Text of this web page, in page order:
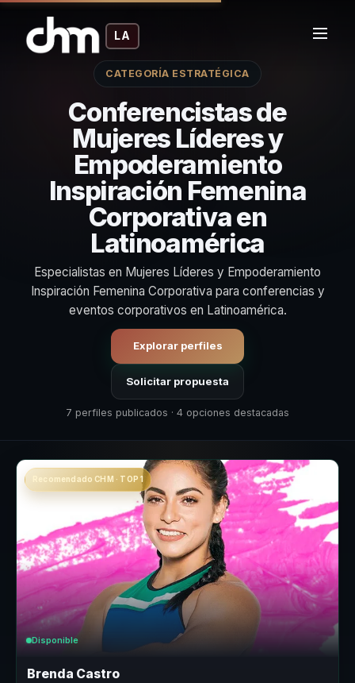
LA
CATEGORÍA ESTRATÉGICA
Conferencistas de
Mujeres Líderes y
Empoderamiento
Inspiración Femenina
Corporativa en
Latinoamérica
Especialistas en Mujeres Líderes y Empoderamiento
Inspiración Femenina Corporativa para conferencias y
eventos corporativos en Latinoamérica.
Explorar perfiles
Solicitar propuesta
7 perfiles publicados · 4 opciones destacadas
Recomendado CHM · TOP 1
Disponible
Brenda Castro